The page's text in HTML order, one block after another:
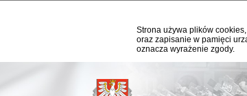
Strona używa plików
oraz zapisanie w pamięci
oznacza wyrażenie zgody.